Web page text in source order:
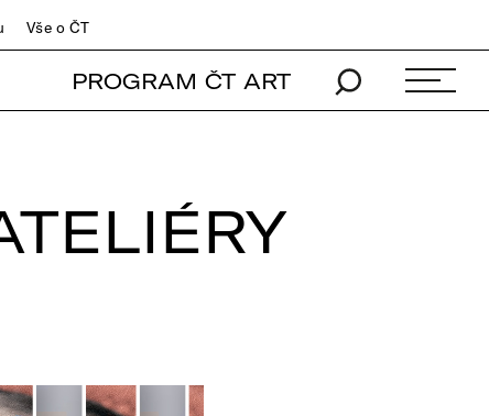
Vše o ČT
PROGRAM ČT ART